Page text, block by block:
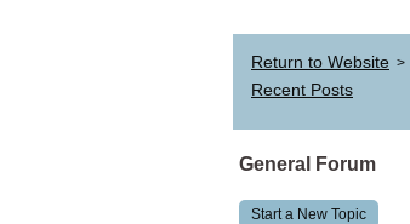
Return to Website >
Recent Posts
General Forum
Start a New Topic